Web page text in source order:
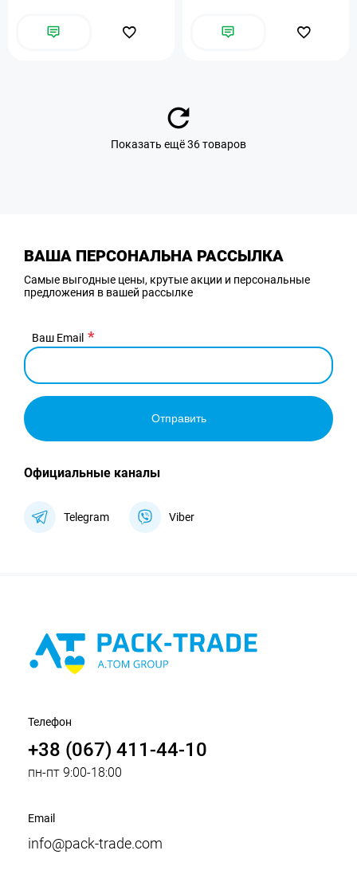
Показать ещё 36 товаров
ВАША ПЕРСОНАЛЬНА РАССЫЛКА
Самые выгодные цены, крутые акции и персональные
предложения в вашей рассылке
Ваш Email
Отправить
Официальные каналы
Telegram Viber
Телефон
+38 (067) 411-44-10
пн-пт 9:00-18:00
Email
info@pack-trade.com